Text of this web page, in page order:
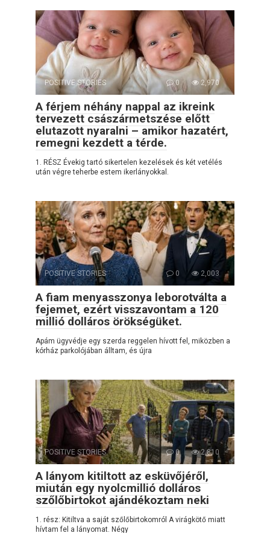
POSITIVE STORIES 0 2,970
A férjem néhány nappal az ikreink
tervezett császármetszése előtt
elutazott nyaralni – amikor hazatért,
remegni kezdett a térde.
1. RÉSZ Évekig tartó sikertelen kezelések és két vetélés
után végre teherbe estem ikerlányokkal.
POSITIVE STORIES 0 2,003
A fiam menyasszonya leborotválta a
fejemet, ezért visszavontam a 120
millió dolláros örökségüket.
Apám ügyvédje egy szerda reggelen hívott fel, miközben a
kórház parkolójában álltam, és újra
POSITIVE STORIES 0 2,810
A lányom kitiltott az esküvőjéről,
miután egy nyolcmillió dolláros
szőlőbirtokot ajándékoztam neki
1. rész: Kitiltva a saját szőlőbirtokomról A virágkötő miatt
hívtam fel a lányomat. Négy